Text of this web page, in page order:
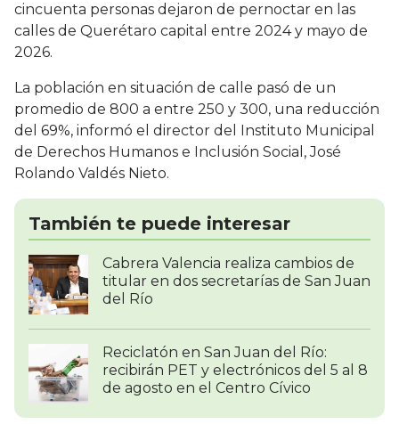
cincuenta personas dejaron de pernoctar en las
calles de Querétaro capital entre 2024 y mayo de
2026.
La población en situación de calle pasó de un
promedio de 800 a entre 250 y 300, una reducción
del 69%, informó el director del Instituto Municipal
de Derechos Humanos e Inclusión Social, José
Rolando Valdés Nieto.
También te puede interesar
Cabrera Valencia realiza cambios de
titular en dos secretarías de San Juan
del Río
Reciclatón en San Juan del Río:
recibirán PET y electrónicos del 5 al 8
de agosto en el Centro Cívico